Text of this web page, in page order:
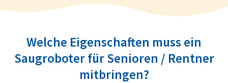
Welche Eigenschaften muss ein
Saugroboter für Senioren / Rentner
mitbringen?